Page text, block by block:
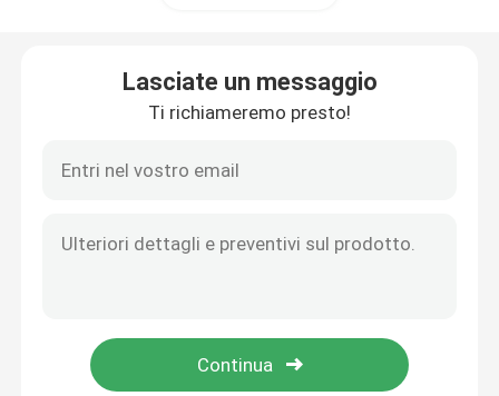
Lasciate un messaggio
Ti richiameremo presto!